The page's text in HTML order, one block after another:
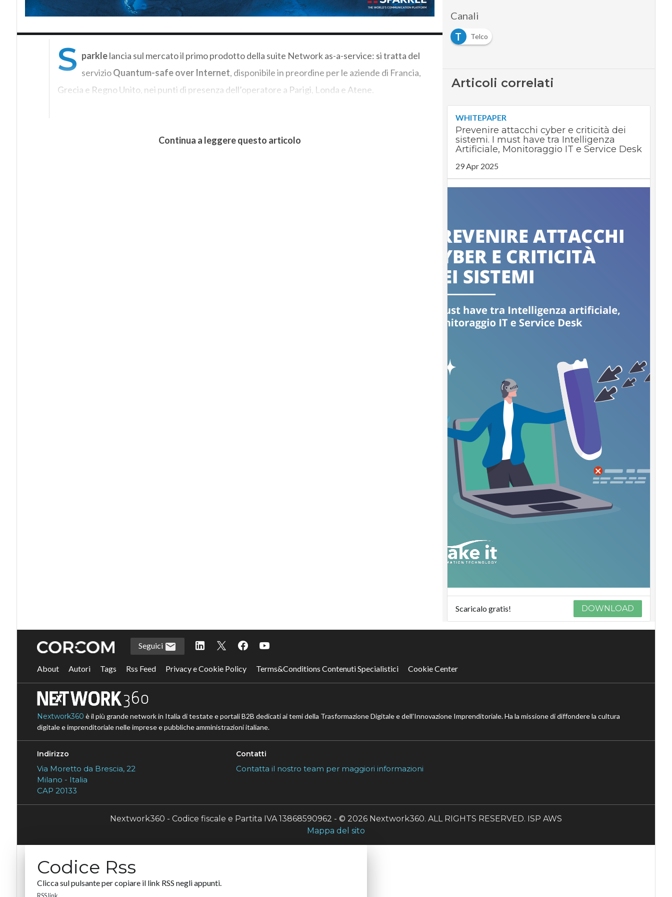
S parklelancia sul mercato il primo prodotto della suite Network as-a-service: si tratta del
servizioQuantum-safe over Internet, disponibile in preordine per le aziende di Francia,
Grecia e Regno Unito, nei punti di presenza dell’operatore a Parigi, Londa e Atene.
Continua a leggere questo articolo
Canali
T
Telco
Articoli correlati
WHITEPAPER
Prevenire attacchi cyber e criticità dei
sistemi. I must have tra Intelligenza
Artificiale, Monitoraggio IT e Service Desk
29 Apr 2025
Scaricalo gratis! DOWNLOAD
Seguici
About Autori Tags Rss Feed Privacy e Cookie Policy Terms&Conditions Contenuti Specialistici Cookie Center
Nextwork360 è il più grande network in Italia di testate e portali B2B dedicati ai temi della Trasformazione Digitale e dell’Innovazione Imprenditoriale. Ha la missione di diffondere la cultura
digitale e imprenditoriale nelle imprese e pubbliche amministrazioni italiane.
Indirizzo
Via Moretto da Brescia, 22
Milano - Italia
CAP 20133
Contatti
Contatta il nostro team per maggiori informazioni
Nextwork360 - Codice fiscale e Partita IVA 13868590962 - © 2026 Nextwork360. ALL RIGHTS RESERVED. ISP AWS
Mappa del sito
Codice Rss
Clicca sul pulsante per copiare il link RSS negli appunti.